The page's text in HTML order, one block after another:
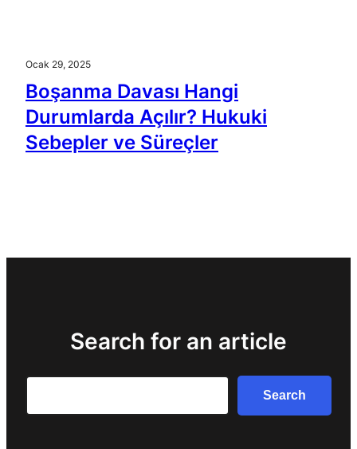
Ocak 29, 2025
Boşanma Davası Hangi
Durumlarda Açılır? Hukuki
Sebepler ve Süreçler
Search for an article
Search